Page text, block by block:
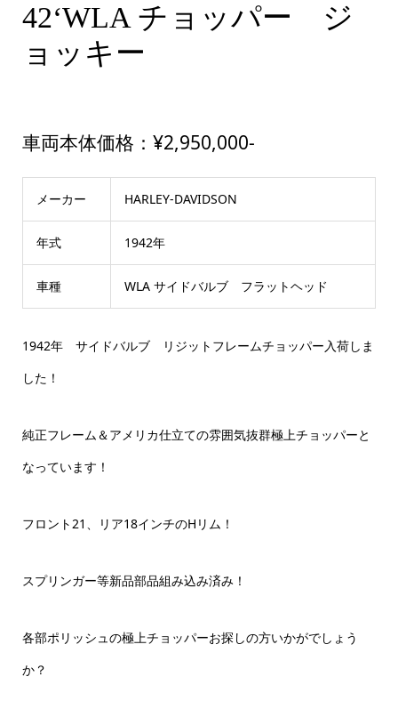
42‘WLA チョッパー ジ
ョッキー
車両本体価格：¥2,950,000-
メーカー HARLEY-DAVIDSON
年式 1942年
車種 WLA サイドバルブ フラットヘッド
1942年 サイドバルブ リジットフレームチョッパー入荷しま
した！
純正フレーム＆アメリカ仕立ての雰囲気抜群極上チョッパーと
なっています！
フロント21、リア18インチのHリム！
スプリンガー等新品部品組み込み済み！
各部ポリッシュの極上チョッパーお探しの方いかがでしょう
か？